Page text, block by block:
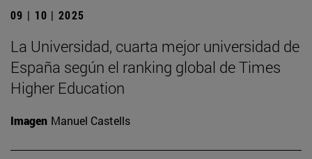
09 | 10 | 2025
La Universidad, cuarta mejor universidad de
España según el ranking global de Times
Higher Education
Imagen Manuel Castells